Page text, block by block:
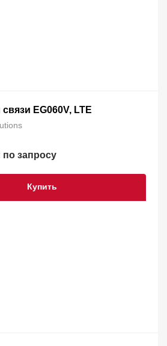
EG060V, LTE
по запросу
Купить